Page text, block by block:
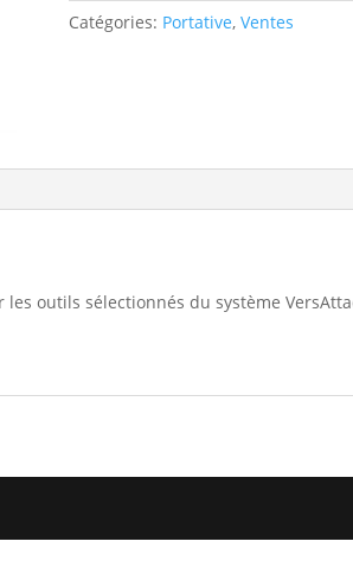
Catégories: Portative, Ventes
outils sélectionnés du système